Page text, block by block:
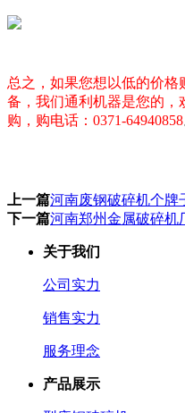
总之，如果您想以低的价
备，我们通利机器是您的
购， 购电话：0371-64940858
上一篇河南废钢破碎机个牌
下一篇河南郑州金属破碎机
关于我们
公司实力
销售实力
服务理念
产品展示